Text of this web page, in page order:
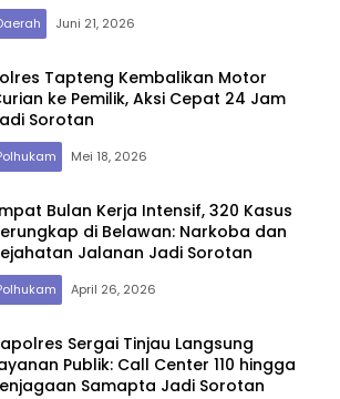
Juni 21, 2026
Tapteng Kembalikan Motor
ke Pemilik, Aksi Cepat 24 Jam
Sorotan
Mei 18, 2026
Bulan Kerja Intensif, 320 Kasus
di Belawan: Narkoba dan
Jalanan Jadi Sorotan
April 26, 2026
Sergai Tinjau Langsung
Publik: Call Center 110 hingga
Samapta Jadi Sorotan